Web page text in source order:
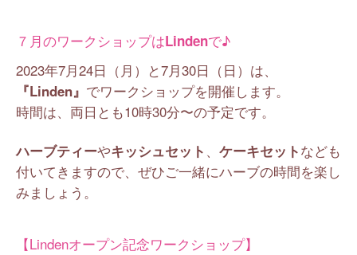
７月のワークショップはLindenで♪
2023年7月24日（月）と7月30日（日）は、
『Linden』 でワークショップを開催します。
時間は、両日とも10時30分〜の予定です。
ハーブティーやキッシュセット 、 ケーキセットなども
付いてきますので、ぜひご一緒にハーブの時間を楽し
みましょう。
【Lindenオープン記念ワークショップ】